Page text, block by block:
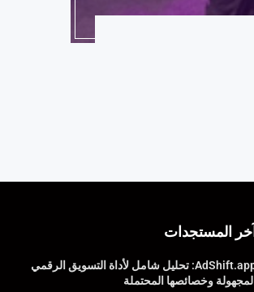
آخر المستجدات
AdShift.app: تحليل شامل لأداة التسويق الرقمي
المجهولة وخصائصها المحتملة